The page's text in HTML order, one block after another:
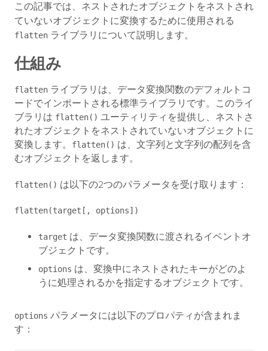
この記事では、ネストされたオブジェクトをネストされ
ていないオブジェクトに変換するために使用される
flatten ライブラリについて説明します。
仕組み
flatten ライブラリは、データ変換関数のデフォルトコ
ードでインポートされる標準ライブラリです。このライ
ブラリは flatten() ユーティリティを提供し、ネストさ
れたオブジェクトをネストされていないオブジェクトに
変換します。
flatten() は、文字列と文字列の配列を含
むオブジェクトを返します。
flatten() は以下の2つのパラメータを受け取ります：
flatten(target[, options])
target は、データ変換関数に渡されるイベントオ
ブジェクトです。
options は、変換中にネストされたキーがどのよ
うに処理されるかを指定するオブジェクトです。
options パラメータには以下のプロパティが含まれま
す：